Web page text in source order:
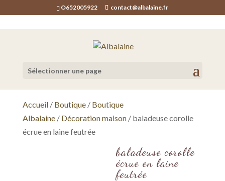
O652005922 contact@albalaine.fr
Sélectionner une page
Accueil/ Boutique/ Boutique
Albalaine/ Décoration maison/ baladeuse corolle
écrue en laine feutrée
baladeuse corolle
écrue en laine
feutrée